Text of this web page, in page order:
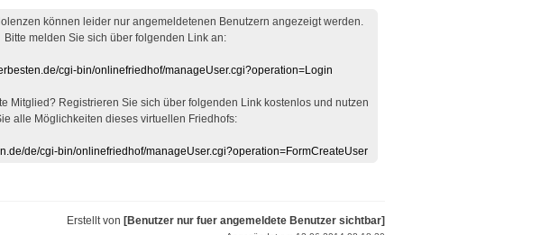
können leider nur angemeldetenen Benutzern angezeigt werden.
Bitte melden Sie sich über folgenden Link an:
cgi-bin/onlinefriedhof/manageUser.cgi?operation=Login
Mitglied? Registrieren Sie sich über folgenden Link kostenlos und nutzen
alle Möglichkeiten dieses virtuellen Friedhofs:
de/cgi-bin/onlinefriedhof/manageUser.cgi?operation=FormCreateUser
Erstellt von [Benutzer nur fuer angemeldete Benutzer sichtbar]